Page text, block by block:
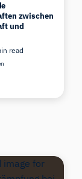
zwischen
und
read